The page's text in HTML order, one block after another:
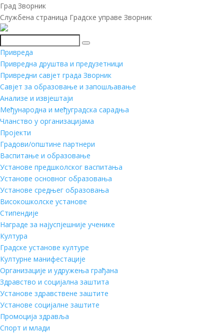
Град Зворник
Службена страница Градске управе Зворник
Претражи
Привреда
Привредна друштва и предузетници
Привредни савјет града Зворник
Савјет за образовање и запошљавање
Анализе и извјештаји
Међународна и међуградска сарадња
Чланство у организацијама
Пројекти
Градови/општине партнери
Васпитање и образовање
Установе предшколског васпитања
Установе основног образовања
Установе средњег образовања
Високошколске установе
Стипендије
Награде за најуспјешније ученике
Култура
Градске установе културе
Културне манифестације
Организације и удружења грађана
Здравство и социјална заштита
Установе здравствене заштите
Установе социјалне заштите
Промоција здравља
Спорт и млади